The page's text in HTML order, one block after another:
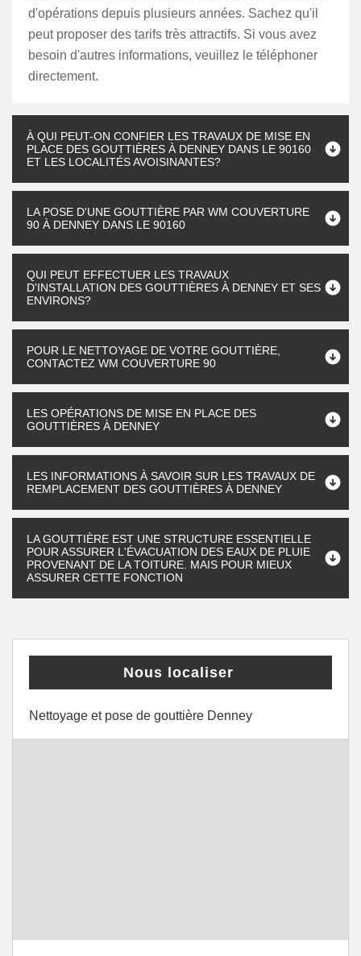
d'opérations depuis plusieurs années. Sachez qu'il
peut proposer des tarifs très attractifs. Si vous avez
besoin d'autres informations, veuillez le téléphoner
directement.
À QUI PEUT-ON CONFIER LES TRAVAUX DE MISE EN
PLACE DES GOUTTIÈRES À DENNEY DANS LE 90160
ET LES LOCALITÉS AVOISINANTES?
LA POSE D'UNE GOUTTIÈRE PAR WM COUVERTURE
90 À DENNEY DANS LE 90160
QUI PEUT EFFECTUER LES TRAVAUX
D'INSTALLATION DES GOUTTIÈRES À DENNEY ET SES
ENVIRONS?
POUR LE NETTOYAGE DE VOTRE GOUTTIÈRE,
CONTACTEZ WM COUVERTURE 90
LES OPÉRATIONS DE MISE EN PLACE DES
GOUTTIÈRES À DENNEY
LES INFORMATIONS À SAVOIR SUR LES TRAVAUX DE
REMPLACEMENT DES GOUTTIÈRES À DENNEY
LA GOUTTIÈRE EST UNE STRUCTURE ESSENTIELLE
POUR ASSURER L'ÉVACUATION DES EAUX DE PLUIE
PROVENANT DE LA TOITURE. MAIS POUR MIEUX
ASSURER CETTE FONCTION
Nous localiser
Nettoyage et pose de gouttière Denney